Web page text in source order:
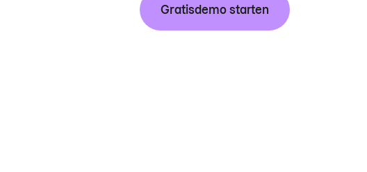
Gratisdemo starten